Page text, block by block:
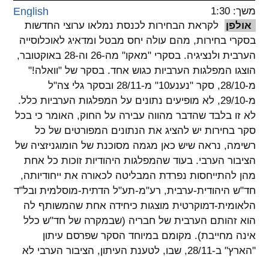
spellcheck
ניגודיות צבעים
brightness_high
ניגודיות בהירה
brightness_low
ניגודיות כהה
קישורים
format_underlined
font_download
cached
איפוס
flag
משך: 1:30 English
אולפן
לקראת הבחירות לכנסת נמלאו ערוצי החדשות
בסקרי בחירות, מהם עולה יחס מבטל ומדאיג לאוכלוסייה
הערבית ולנציגיה. בסקרי "מאקו" מה-26 וה-28 באוקטובר,
הוצגו המפלגות הערביות כגוש אחד. בסקר של "וואלה!"
מ-28/10, סקר "נענע10" מ-28/11 ובסקר גלי צה"ל
מ-29/10, לא מופיעים נתונים על המפלגות הערביות כלל.
לא זו בלבד שהדבר מהווה עבירה על החוק, האומר כי בכל
סקר בחירות יש להציג את הנתונים המפורטים של כל
רשימה, נראה שיש כאן מגמה מסוכנת של הומוגניזציה של
הציבור הערבי. בעוד שהמפלגות היהודיות זוכות כל אחת
מהן להתייחסות נפרדת המבליטה לכאורה את ייחודיותה,
חד"ש היהודית-ערבית, רע"מ-תע"ל הדתית-מוסלמית ובל"ד
הלאומית-דמוקרטית מוצגות כיחידה אחת שהמשותף לה
הוא זהותם הערבית של חבריה (שבמקרה של חד"ש כלל
אינה מחייבת). מקומם במיוחד הסקר שפרסם עיתון
"הארץ" ב-28/11, שבו, לטענת העיתון, הציבור הערבי לא